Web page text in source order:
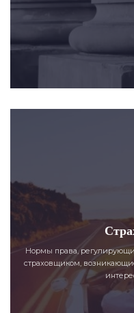
Нормы права,
страховщиком,